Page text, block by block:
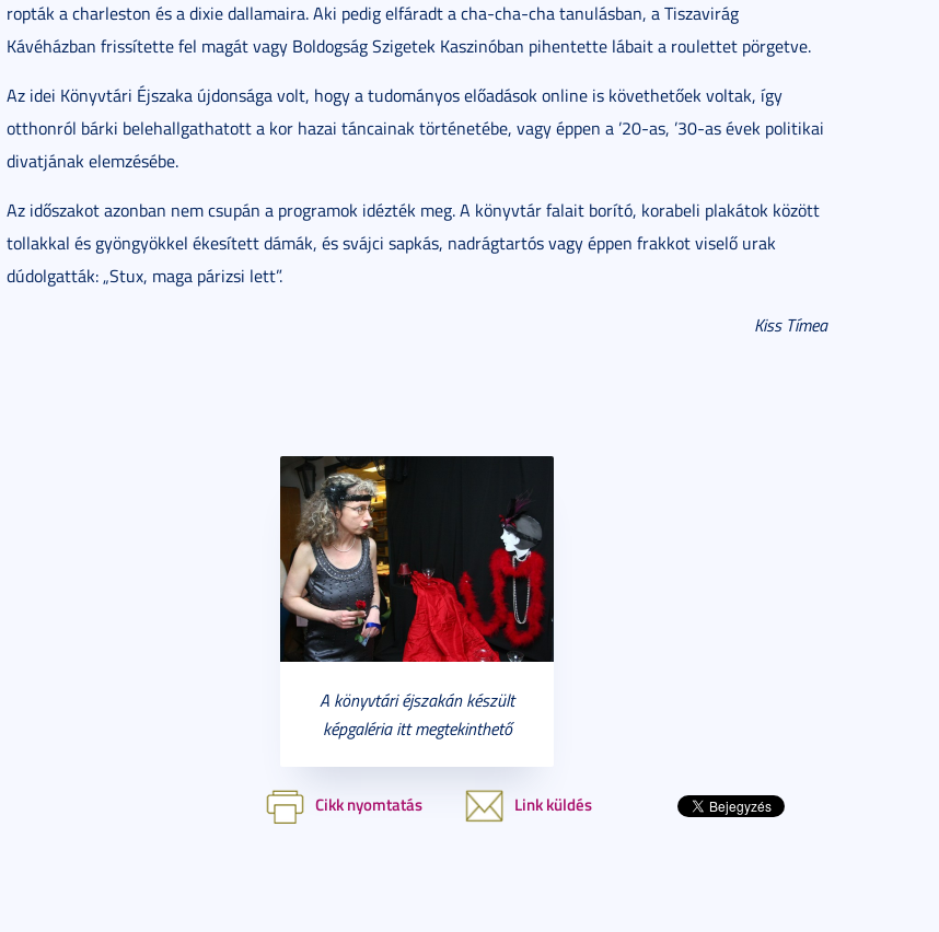
ropták a charleston és a dixie dallamaira. Aki pedig elfáradt a cha-cha-cha tanulásban, a Tiszavirág
Kávéházban frissítette fel magát vagy Boldogság Szigetek Kaszinóban pihentette lábait a roulettet pörgetve.
Az idei Könyvtári Éjszaka újdonsága volt, hogy a tudományos előadások online is követhetőek voltak, így
otthonról bárki belehallgathatott a kor hazai táncainak történetébe, vagy éppen a ’20-as, ’30-as évek politikai
divatjának elemzésébe.
Az időszakot azonban nem csupán a programok idézték meg. A könyvtár falait borító, korabeli plakátok között
tollakkal és gyöngyökkel ékesített dámák, és svájci sapkás, nadrágtartós vagy éppen frakkot viselő urak
dúdolgatták: „Stux, maga párizsi lett”.
Kiss Tímea
A könyvtári éjszakán készült
képgaléria itt megtekinthető
Cikk nyomtatás Link küldés